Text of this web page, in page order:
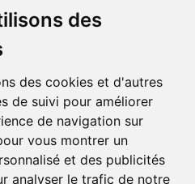
des
des cookies et d'autres
de suivi pour améliorer
de navigation sur
vous montrer un
et des publicités
analyser le trafic de notre
Paiement sécurisé
Suivez-nous sur